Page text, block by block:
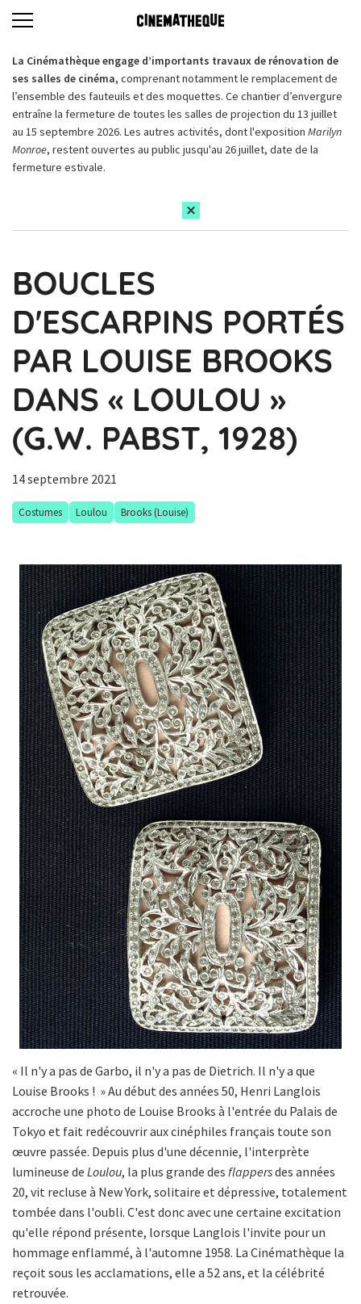
La Cinémathèque engage d’importants travaux de rénovation de
ses salles de cinéma, comprenant notamment le remplacement de
l’ensemble des fauteuils et des moquettes. Ce chantier d’envergure
entraîne la fermeture de toutes les salles de projection du 13 juillet
au 15 septembre 2026. Les autres activités, dont l'exposition Marilyn
Monroe, restent ouvertes au public jusqu'au 26 juillet, date de la
fermeture estivale.
BOUCLES
D'ESCARPINS PORTÉS
PAR LOUISE BROOKS
DANS « LOULOU »
(G.W. PABST, 1928)
14 septembre 2021
Costumes Loulou Brooks (Louise)
« Il n'y a pas de Garbo, il n'y a pas de Dietrich. Il n'y a que
Louise Brooks ! » Au début des années 50, Henri Langlois
accroche une photo de Louise Brooks à l'entrée du Palais de
Tokyo et fait redécouvrir aux cinéphiles français toute son
œuvre passée. Depuis plus d'une décennie, l'interprète
lumineuse de Loulou, la plus grande des flappersdes années
20, vit recluse à New York, solitaire et dépressive, totalement
tombée dans l'oubli. C'est donc avec une certaine excitation
qu'elle répond présente, lorsque Langlois l'invite pour un
hommage enflammé, à l'automne 1958. La Cinémathèque la
reçoit sous les acclamations, elle a 52 ans, et la célébrité
retrouvée.